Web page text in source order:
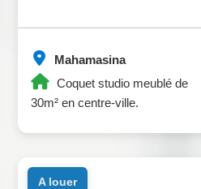
Mahamasina
Coquet studio meublé de
30m² en centre-ville.
a louer